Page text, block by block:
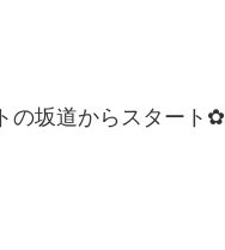
の坂道からスタート✿